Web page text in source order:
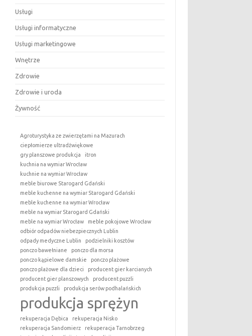
Usługi
Usługi informatyczne
Usługi marketingowe
Wnętrze
Zdrowie
Zdrowie i uroda
Żywność
Agroturystyka ze zwierzętami na Mazurach
ciepłomierze ultradźwiękowe
gry planszowe produkcja
itron
kuchnia na wymiar Wrocław
kuchnie na wymiar Wrocław
meble biurowe Starogard Gdański
meble kuchenne na wymiar Starogard Gdański
meble kuchenne na wymiar Wrocław
meble na wymiar Starogard Gdański
meble na wymiar Wrocław
meble pokojowe Wrocław
odbiór odpadów niebezpiecznych Lublin
odpady medyczne Lublin
podzielniki kosztów
ponczo bawełniane
ponczo dla morsa
ponczo kąpielowe damskie
ponczo plażowe
ponczo plażowe dla dzieci
producent gier karcianych
producent gier planszowych
producent puzzli
produkcja puzzli
produkcja serów podhalańskich
produkcja sprężyn
rekuperacja Dębica
rekuperacja Nisko
rekuperacja Sandomierz
rekuperacja Tarnobrzeg